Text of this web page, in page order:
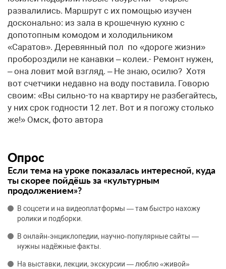
развалились. Маршрут с их помощью изучен
досконально: из зала в крошечную кухню с
допотопным комодом и холодильником
«Саратов». Деревянный пол по «дороге жизни»
пробороздили не канавки – колеи.- Ремонт нужен,
– она ловит мой взгляд. – Не знаю, осилю? Хотя
вот счетчики недавно на воду поставила. Говорю
своим: «Вы сильно-то на квартиру не разбегайтесь,
у них срок годности 12 лет. Вот и я погожу столько
же!» Омск, фото автора
Опрос
Если тема на уроке показалась интересной, куда
ты скорее пойдёшь за «культурным
продолжением»?
В соцсети и на видеоплатформы — там быстро нахожу
ролики и подборки.
В онлайн‑энциклопедии, научно‑популярные сайты —
нужны надёжные факты.
На выставки, лекции, экскурсии — люблю «живой»